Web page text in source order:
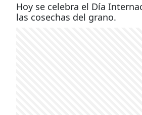
Hoy se celebra el Día
las cosechas del grano.